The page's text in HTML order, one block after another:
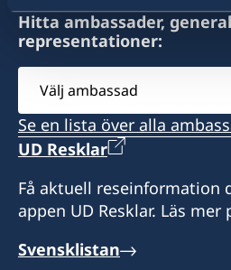
Adress:
Sveriges konsulat/
Heiligkreuz 52
LI-9490 Vaduz
Öppettider:
måndag - fredag:
Konsulatet har
augusti. Ordinarie
med måndagen den 10
Hitta ambassader,
representationer:
Välj
ambassad
Se en lista över alla
UD Resklar
Få aktuell reseinformation
appen UD Resklar. Läs mer
Svensklistan